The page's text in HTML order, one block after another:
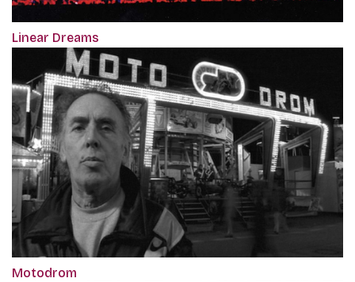
Linear Dreams
Motodrom